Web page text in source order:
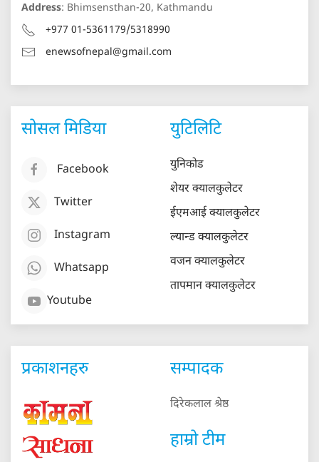
Address: Bhimsensthan-20, Kathmandu
+977 01-5361179/5318990
enewsofnepal@gmail.com
सोसल मिडिया
Facebook
Twitter
Instagram
Whatsapp
Youtube
युटिलिटि
युनिकोड
शेयर क्यालकुलेटर
ईएमआई क्यालकुलेटर
ल्यान्ड क्यालकुलेटर
वजन क्यालकुलेटर
तापमान क्यालकुलेटर
प्रकाशनहरु सम्पादक
दिरेकलाल श्रेष्ठ
हाम्रो टीम